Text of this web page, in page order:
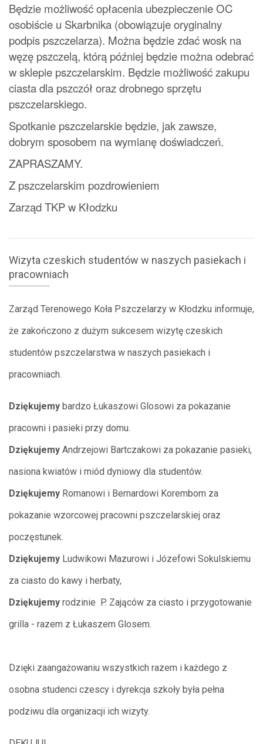
Będzie możliwość opłacenia ubezpieczenie OC
osobiście u Skarbnika (obowiązuje oryginalny
podpis pszczelarza). Można będzie zdać wosk na
węzę pszczelą, którą później będzie można odebrać
w sklepie pszczelarskim. Będzie możliwość zakupu
ciasta dla pszczół oraz drobnego sprzętu
pszczelarskiego.
Spotkanie pszczelarskie będzie, jak zawsze,
dobrym sposobem na wymianę doświadczeń.
ZAPRASZAMY.
Z pszczelarskim pozdrowieniem
Zarząd TKP w Kłodzku
Wizyta czeskich studentów w naszych pasiekach i
pracowniach
Zarząd Terenowego Koła Pszczelarzy w Kłodzku informuje,
że zakończono z dużym sukcesem wizytę czeskich
studentów pszczelarstwa w naszych pasiekach i
pracowniach.
Dziękujemy bardzo Łukaszowi Glosowi za pokazanie
pracowni i pasieki przy domu.
Dziękujemy Andrzejowi Bartczakowi za pokazanie pasieki,
nasiona kwiatów i miód dyniowy dla studentów.
Dziękujemy Romanowi i Bernardowi Korembom za
pokazanie wzorcowej pracowni pszczelarskiej oraz
poczęstunek.
Dziękujemy Ludwikowi Mazurowi i Józefowi Sokulskiemu
za ciasto do kawy i herbaty,
Dziękujemy rodzinie P. Zająców za ciasto i przygotowanie
grilla - razem z Łukaszem Glosem.
Dzięki zaangażowaniu wszystkich razem i każdego z
osobna studenci czescy i dyrekcja szkoły była pełna
podziwu dla organizacji ich wizyty.